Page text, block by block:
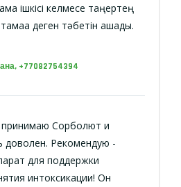
ішкісі келмесе таңертең
деген тәбетін ашады.
+77082754394
принимаю Сорболют и
доволен. Рекомендую -
для поддержки
интоксикации! Он